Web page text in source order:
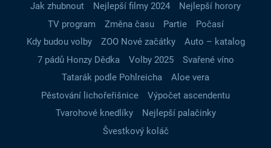
Jak zhubnout Nejlepší filmy 2024
Nejlepší horory
TV program
Změna času Partie
Počasí
Kdy budou volby
ZOO Nové začátky
Auto – katalog
7 pádů Honzy Dědka
Volby 2025
Svařené víno
Tatarák podle Pohlreicha
Aloe vera
Pěstování lichořeřišnice
Výpočet ascendentu
Tvarohové knedlíky
Nejlepší palačinky
Švestkový koláč